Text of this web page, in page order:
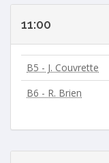
11:00
B5 - J. Couvrette
B6 - R. Brien